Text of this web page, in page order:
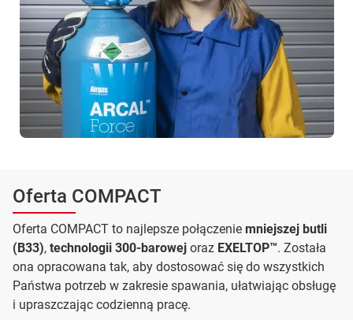
Oferta COMPACT
Oferta COMPACT to najlepsze połączenie mniejszej butli
(B33), technologii 300-barowej oraz EXELTOP™. Została
ona opracowana tak, aby dostosować się do wszystkich
Państwa potrzeb w zakresie spawania, ułatwiając obsługę
i upraszczając codzienną pracę.